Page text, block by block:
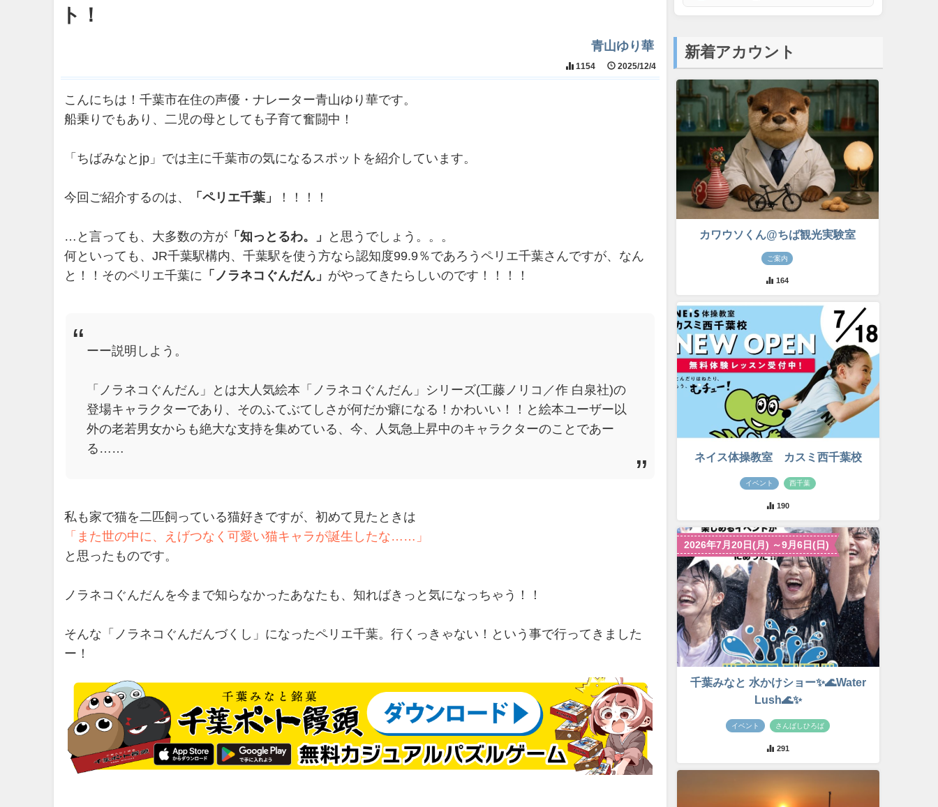
ト！
青山ゆり華
1154 2025/12/4
こんにちは！千葉市在住の声優・ナレーター青山ゆり華です。
船乗りでもあり、二児の母としても子育て奮闘中！
「ちばみなとjp」では主に千葉市の気になるスポットを紹介しています。
今回ご紹介するのは、 「ペリエ千葉」 ！！！！
…と言っても、大多数の方が 「知っとるわ。」
と思うでしょう。。。
何といっても、JR千葉駅構内、千葉駅を使う方なら認知度99.9％であろうペリエ千葉さんですが、なん
と！！そのペリエ千葉に 「ノラネコぐんだん」 がやってきたらしいのです！！！！
“ ーー説明しよう。
「ノラネコぐんだん」とは大人気絵本「ノラネコぐんだん」シリーズ(工藤ノリコ／作 白泉社)の
登場キャラクターであり、そのふてぶてしさが何だか癖になる！かわいい！！と絵本ユーザー以
外の老若男女からも絶大な支持を集めている、今、人気急上昇中のキャラクターのことであー
る……
”
私も家で猫を二匹飼っている猫好きですが、初めて見たときは
「また世の中に、えげつなく可愛い猫キャラが誕生したな……」
と思ったものです。
ノラネコぐんだんを今まで知らなかったあなたも、知ればきっと気になっちゃう！！
そんな「ノラネコぐんだんづくし」になったペリエ千葉。行くっきゃない！という事で行ってきました
ー！
新着アカウント
カワウソくん@ちば観光実験室
ご案内
164
ネイス体操教室 カスミ西千葉校
イベント 西千葉
190
2026年7月20日(月) ～9月6日(日)
千葉みなと 水かけショー✨🌊Water
Lush🌊✨
イベント さんばしひろば
291